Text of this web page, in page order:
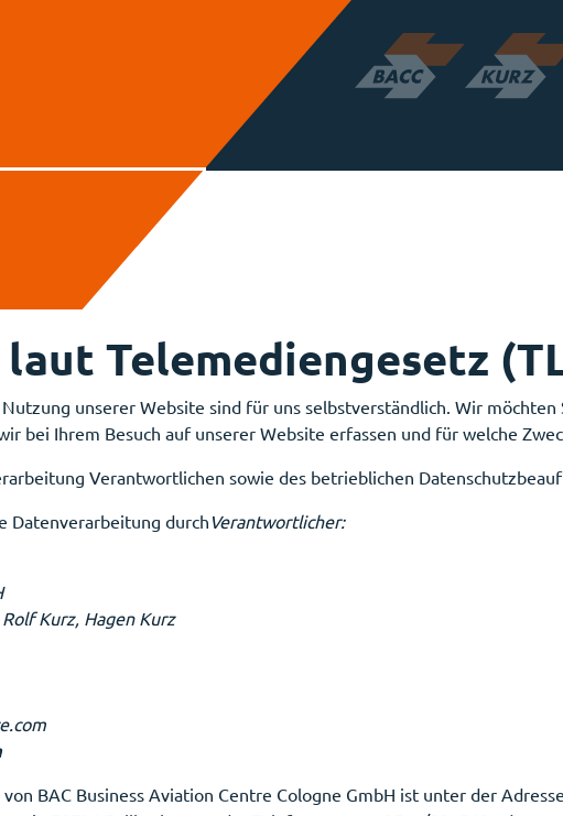
Telemediengesetz
unserer Website sind für uns selbstverständlich. Wir
bei Ihrem Besuch auf unserer Website erfassen und für welche
Verantwortlichen sowie des betrieblichen
Datenverarbeitung durch Verantwortlicher:
Kurz, Hagen Kurz
BAC Business Aviation Centre Cologne GmbH ist unter der